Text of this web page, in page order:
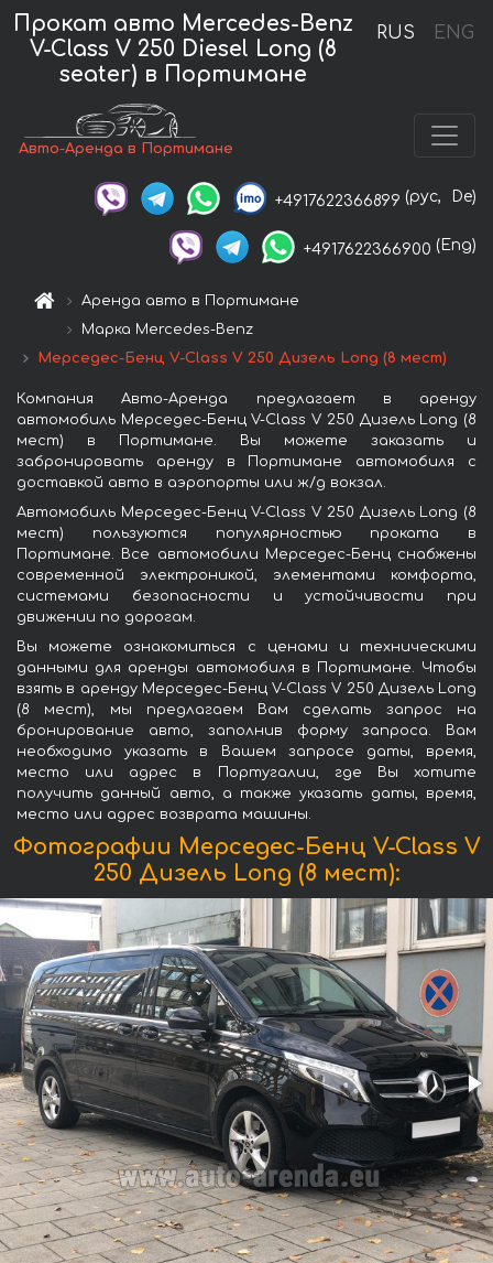
RUS ENG
Прокат авто Mercedes-Benz
V-Class V 250 Diesel Long (8
seater) в Портимане
Авто-Аренда в Портимане
+4917622366899 (рус, De)
+4917622366900 (Eng)
Аренда авто в Портимане
Марка Mercedes-Benz
Мерседес-Бенц V-Class V 250 Дизель Long (8 мест)
Компания Авто-Аренда предлагает в аренду
автомобиль Мерседес-Бенц V-Class V 250 Дизель Long (8
мест) в Портимане. Вы можете заказать и
забронировать аренду в Портимане автомобиля с
доставкой авто в аэропорты или ж/д вокзал.
Автомобиль Мерседес-Бенц V-Class V 250 Дизель Long (8
мест) пользуются популярностью проката в
Портимане. Все автомобили Мерседес-Бенц снабжены
современной электроникой, элементами комфорта,
системами безопасности и устойчивости при
движении по дорогам.
Вы можете ознакомиться с ценами и техническими
данными для аренды автомобиля в Портимане. Чтобы
взять в аренду Мерседес-Бенц V-Class V 250 Дизель Long
(8 мест), мы предлагаем Вам сделать запрос на
бронирование авто, заполнив форму запроса. Вам
необходимо указать в Вашем запросе даты, время,
место или адрес в Португалии, где Вы хотите
получить данный авто, а также указать даты, время,
место или адрес возврата машины.
Фотографии Мерседес-Бенц V-Class V
250 Дизель Long (8 мест):